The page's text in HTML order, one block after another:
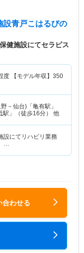
設青戸こはるびの
健施設にてセラピス
度 【モデル年収】 350
－仙台)「亀有駅」
駅」（徒歩16分） 他
設にてリハビリ業務
数】…
合わせる